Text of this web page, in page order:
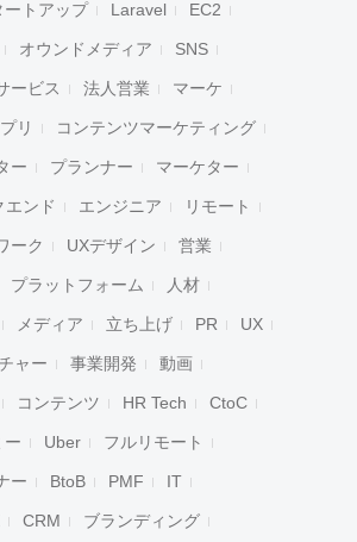
ートアップ Laravel EC2
オウンドメディア SNS
ービス 法人営業 マーケ
リ コンテンツマーケティング
ー プランナー マーケター
エンド エンジニア リモート
ーク UXデザイン 営業
プラットフォーム 人材
メディア 立ち上げ PR UX
ャー 事業開発 動画
コンテンツ HR Tech CtoC
ー Uber フルリモート
ー BtoB PMF IT
CRM ブランディング